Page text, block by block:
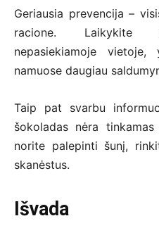
Geriausia prevencija –
racione. Laikykite
nepasiekiamoje
namuose daugiau
Taip pat svarbu
šokoladas nėra
norite palepinti šunį,
skanėstus.
Išvada